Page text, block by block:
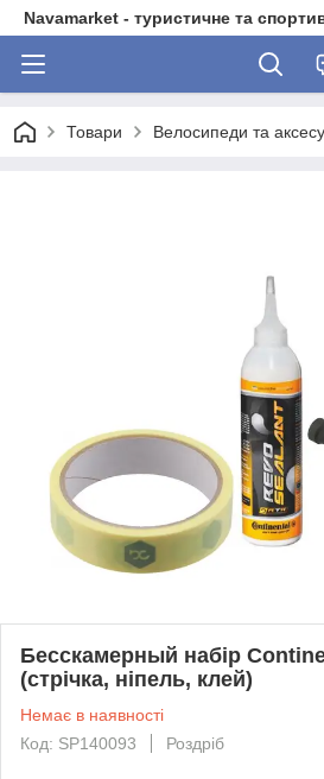
Navamarket - туристичне та
Товари Велосипеди та
Бесскамерный набір
(стрічка, ніпель, клей)
Немає в наявності
Код: SP140093
Роздріб